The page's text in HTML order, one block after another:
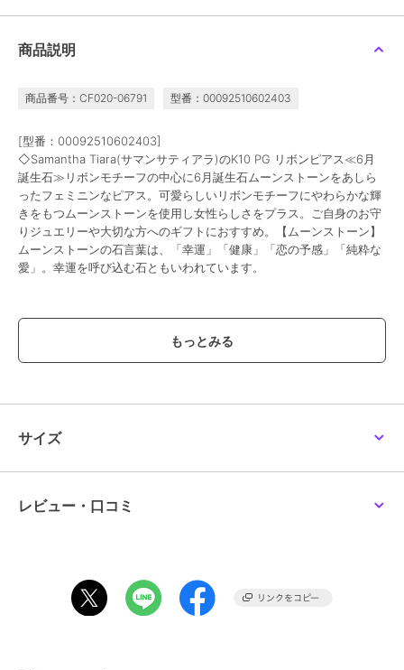
商品説明
商品番号：CF020-06791 型番：00092510602403
[型番：00092510602403]
◇Samantha Tiara(サマンサティアラ)のK10 PG リボンピアス≪6月
誕生石≫リボンモチーフの中心に6月誕生石ムーンストーンをあしら
ったフェミニンなピアス。可愛らしいリボンモチーフにやわらかな輝
きをもつムーンストーンを使用し女性らしさをプラス。ご自身のお守
りジュエリーや大切な方へのギフトにおすすめ。【ムーンストーン】
ムーンストーンの石言葉は、「幸運」「健康」「恋の予感」「純粋な
愛」。幸運を呼び込む石ともいわれています。
アクセサリー・ヘアアクセサリー
商品のお取り扱い方法
サイズ
レビュー・口コミ